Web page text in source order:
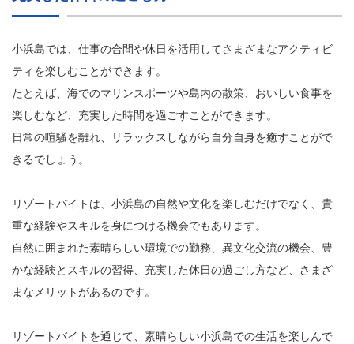
小浜島では、仕事の合間や休日を活用してさまざまなアクティビ
ティを楽しむことができます。
たとえば、海でのマリンスポーツや島内の散策、おいしい食事を
楽しむなど、充実した時間を過ごすことができます。
日常の喧騒を離れ、リラックスしながら自分自身を癒すことがで
きるでしょう。
リゾートバイトは、小浜島の自然や文化を楽しむだけでなく、貴
重な経験やスキルを身につける機会でもあります。
自然に囲まれた素晴らしい環境での勤務、異文化交流の機会、豊
かな経験とスキルの習得、充実した休日の過ごし方など、さまざ
まなメリットがあるのです。
リゾートバイトを通じて、素晴らしい小浜島での生活を楽しんで